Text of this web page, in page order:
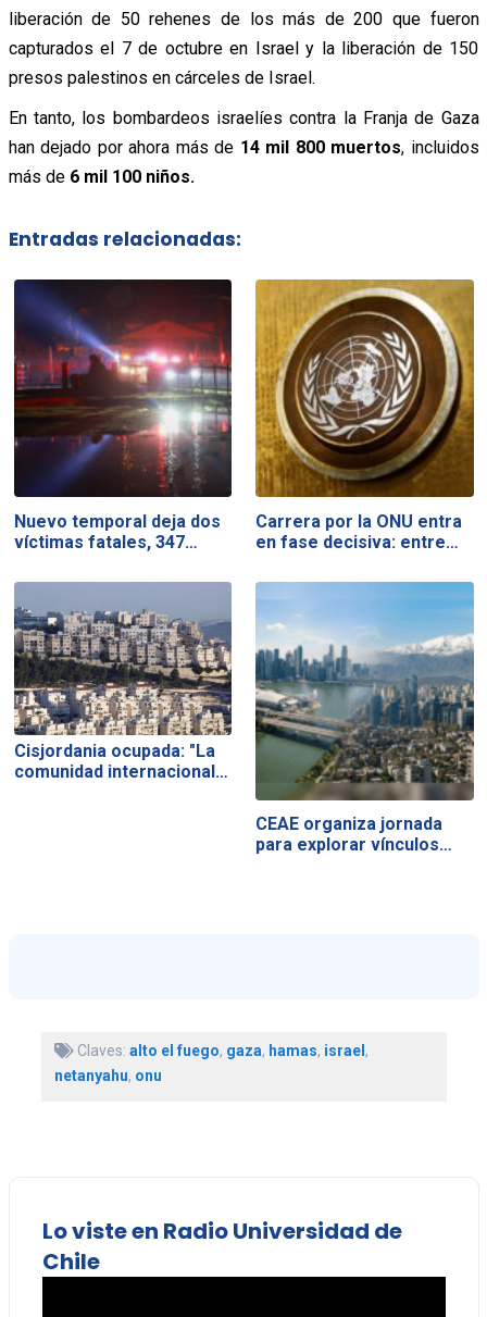
liberación de 50 rehenes de los más de 200 que fueron
capturados el 7 de octubre en Israel y la liberación de 150
presos palestinos en cárceles de Israel.
En tanto, los bombardeos israelíes contra la Franja de Gaza
han dejado por ahora más de 14 mil 800 muertos, incluidos
más de 6 mil 100 niños.
Entradas relacionadas:
Nuevo temporal deja dos
víctimas fatales, 347…
Carrera por la ONU entra
en fase decisiva: entre…
Cisjordania ocupada: "La
comunidad internacional…
CEAE organiza jornada
para explorar vínculos…
Claves: alto el fuego, gaza, hamas, israel,
netanyahu, onu
Lo viste en Radio Universidad de
Chile